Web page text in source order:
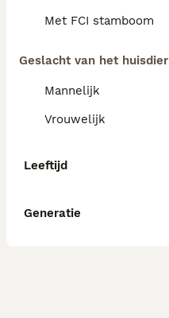
Met FCI stamboom
Geslacht van het huisdier
Mannelijk
Vrouwelijk
Leeftijd
Generatie